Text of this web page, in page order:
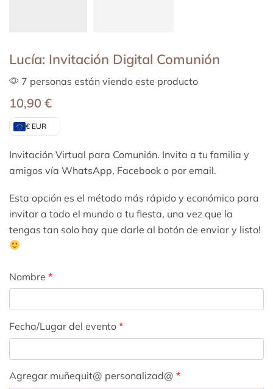
Lucía: Invitación Digital Comunión
7 personas están viendo este producto
10,90 €
€ EUR
Invitación Virtual para Comunión. Invita a tu familia y
amigos vía WhatsApp, Facebook o por email.
Esta opción es el método más rápido y económico para
invitar a todo el mundo a tu fiesta, una vez que la
tengas tan solo hay que darle al botón de enviar y listo!
Nombre *
Fecha/Lugar del evento *
Agregar muñequit@ personalizad@ *